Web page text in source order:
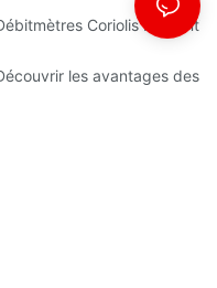
les procédés de
Coriolis :
: applications en génie
les avantages des
dans des conditions